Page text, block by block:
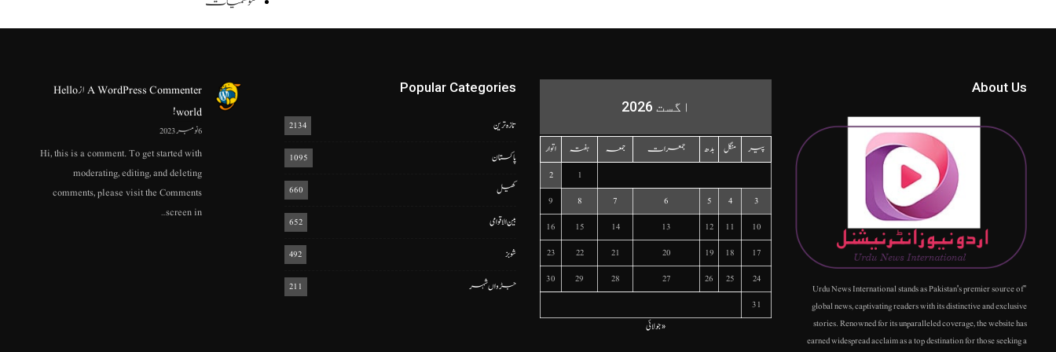
About Us
"Urdu News International stands as Pakistan's premier source of
global news, captivating readers with its distinctive and exclusive
stories. Renowned for its unparalleled coverage, the website has
earned widespread acclaim as a top destination for those seeking a
اگست 2026
پیر منگل بدھ جمعرات جمعہ ہفتہ
اتوار
1
2
3
4
5
6
7
8
9
10
11
12
13
14
15
16
17
18
19
20
21
22
23
24
25
26
27
28
29
30
31
« جولائی
Popular Categories
تازہ ترین 2134
پاکستان 1095
کھیل 660
بین الاقوامی 652
شوبز 492
جڑواں شہر 211
A WordPress CommenterازHello
world!
6 نومبر 2023
Hi, this is a comment. To get started with
moderating, editing, and deleting
comments, please visit the Comments
screen in…